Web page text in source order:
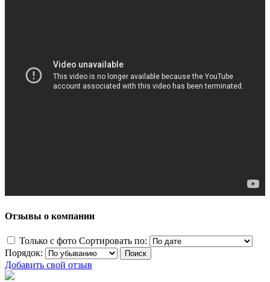
Отзывы о компании
Только с фото Сортировать по:
Порядок:
Добавить свой отзыв